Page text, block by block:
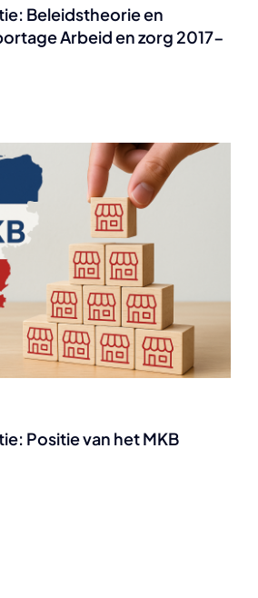
Beleidstheorie en
Arbeid en zorg 2017-
Positie van het MKB